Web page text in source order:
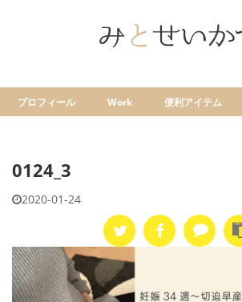
プロフィール Work 便利アイテム
0124_3
2020-01-24